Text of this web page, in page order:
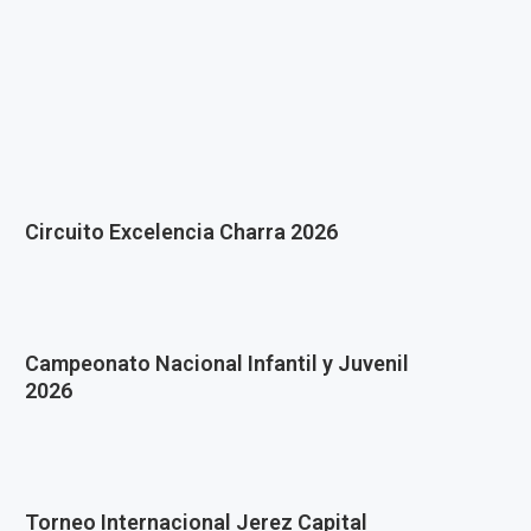
Circuito Excelencia Charra 2026
Campeonato Nacional Infantil y Juvenil
2026
Torneo Internacional Jerez Capital